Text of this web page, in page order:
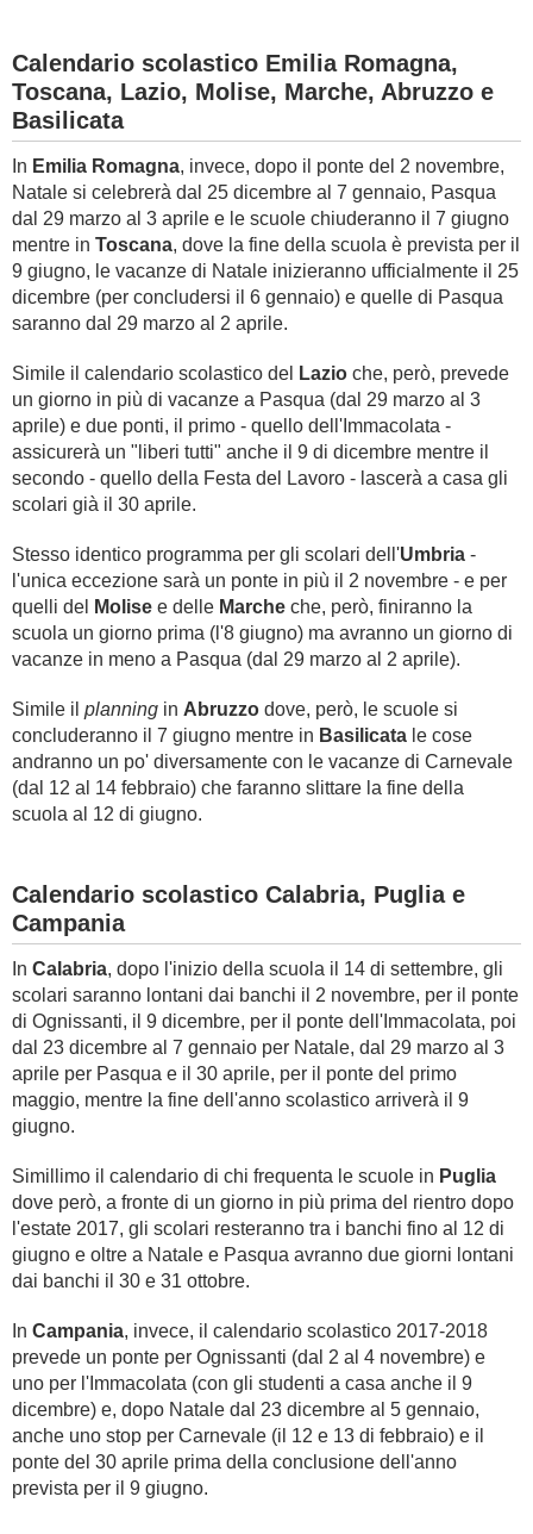
Calendario scolastico Emilia Romagna,
Toscana, Lazio, Molise, Marche, Abruzzo e
Basilicata
In Emilia Romagna, invece, dopo il ponte del 2 novembre,
Natale si celebrerà dal 25 dicembre al 7 gennaio, Pasqua
dal 29 marzo al 3 aprile e le scuole chiuderanno il 7 giugno
mentre in Toscana, dove la fine della scuola è prevista per il
9 giugno, le vacanze di Natale inizieranno ufficialmente il 25
dicembre (per concludersi il 6 gennaio) e quelle di Pasqua
saranno dal 29 marzo al 2 aprile.
Simile il calendario scolastico del Lazio che, però, prevede
un giorno in più di vacanze a Pasqua (dal 29 marzo al 3
aprile) e due ponti, il primo - quello dell'Immacolata -
assicurerà un "liberi tutti" anche il 9 di dicembre mentre il
secondo - quello della Festa del Lavoro - lascerà a casa gli
scolari già il 30 aprile.
Stesso identico programma per gli scolari dell'Umbria -
l'unica eccezione sarà un ponte in più il 2 novembre - e per
quelli del
Molise e delle Marche che, però, finiranno la
scuola un giorno prima (l'8 giugno) ma avranno un giorno di
vacanze in meno a Pasqua (dal 29 marzo al 2 aprile).
Simile il planning in Abruzzo dove, però, le scuole si
concluderanno il 7 giugno mentre in Basilicata le cose
andranno un po' diversamente con le vacanze di Carnevale
(dal 12 al 14 febbraio) che faranno slittare la fine della
scuola al 12 di giugno.
Calendario scolastico Calabria, Puglia e
Campania
In Calabria, dopo l'inizio della scuola il 14 di settembre, gli
scolari saranno lontani dai banchi il 2 novembre, per il ponte
di Ognissanti, il 9 dicembre, per il ponte dell'Immacolata, poi
dal 23 dicembre al 7 gennaio per Natale, dal 29 marzo al 3
aprile per Pasqua e il 30 aprile, per il ponte del primo
maggio, mentre la fine dell'anno scolastico arriverà il 9
giugno.
Simillimo il calendario di chi frequenta le scuole in Puglia
dove però, a fronte di un giorno in più prima del rientro dopo
l'estate 2017, gli scolari resteranno tra i banchi fino al 12 di
giugno e oltre a Natale e Pasqua avranno due giorni lontani
dai banchi il 30 e 31 ottobre.
In Campania, invece, il calendario scolastico 2017-2018
prevede un ponte per Ognissanti (dal 2 al 4 novembre) e
uno per l'Immacolata (con gli studenti a casa anche il 9
dicembre) e, dopo Natale dal 23 dicembre al 5 gennaio,
anche uno stop per Carnevale (il 12 e 13 di febbraio) e il
ponte del 30 aprile prima della conclusione dell'anno
prevista per il 9 giugno.